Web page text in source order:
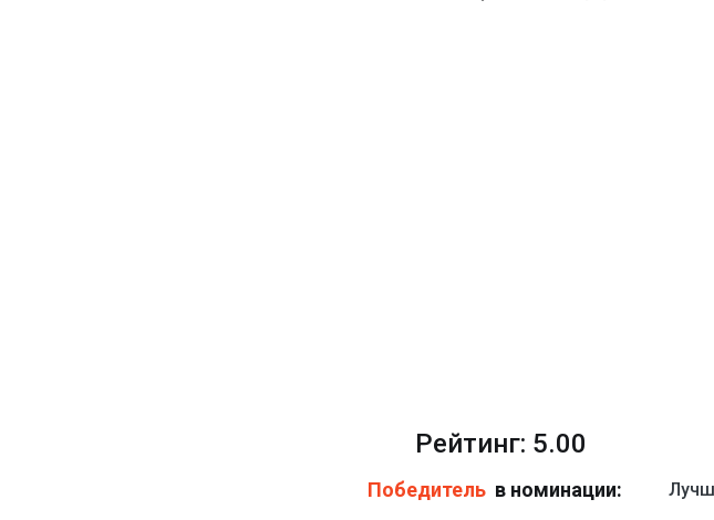
Рейтинг: 5.00
Победитель в номинации: